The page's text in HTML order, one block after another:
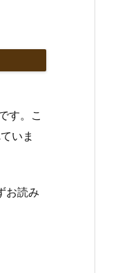
す。こ
いま
お読み